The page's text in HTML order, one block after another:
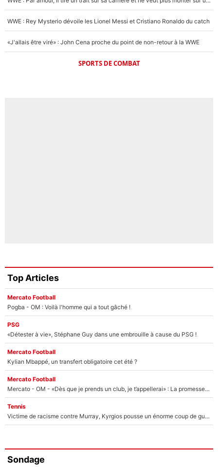
WWE : Rey Mysterio dévoile les Lionel Messi et Cristiano Ronaldo du catch
«J'allais être viré» : John Cena proche du point de non-retour à la WWE
SPORTS DE COMBAT
Top Articles
Mercato Football
Pogba - OM : Voilà l'homme qui a tout gâché !
PSG
«Détester à vie», Stéphane Guy dans une embrouille à cause du PSG !
Mercato Football
Kylian Mbappé, un transfert obligatoire cet été ?
Mercato Football
Mercato - OM - «Dès que je prends un club, je t’appellerai» : La promesse de Marcelino au moment de claquer la porte
Tennis
Victime de racisme contre Murray, Kyrgios pousse un énorme coup de gueule !
Sondage